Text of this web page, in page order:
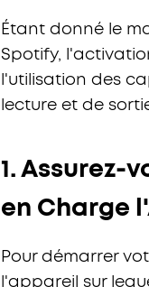
Étant donné le
Spotify,
l'utilisation des
lecture et de
1. Assurez-
en Charge
Pour démarrer
l'appareil sur